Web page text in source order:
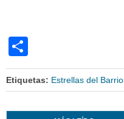
Etiquetas: Estrellas del Barrio